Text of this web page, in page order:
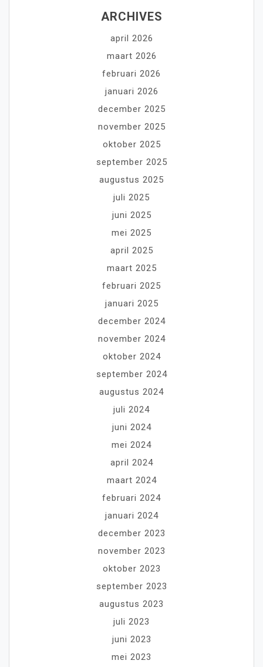
ARCHIVES
april 2026
maart 2026
februari 2026
januari 2026
december 2025
november 2025
oktober 2025
september 2025
augustus 2025
juli 2025
juni 2025
mei 2025
april 2025
maart 2025
februari 2025
januari 2025
december 2024
november 2024
oktober 2024
september 2024
augustus 2024
juli 2024
juni 2024
mei 2024
april 2024
maart 2024
februari 2024
januari 2024
december 2023
november 2023
oktober 2023
september 2023
augustus 2023
juli 2023
juni 2023
mei 2023